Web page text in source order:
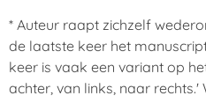
* Auteur raapt zichzelf
de laatste keer het
keer is vaak een variant op
achter, van links, naar